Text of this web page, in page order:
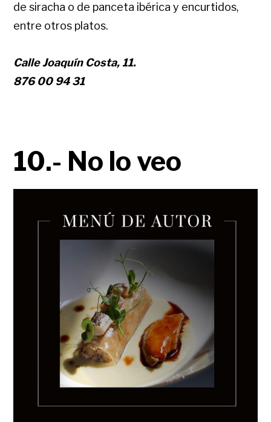
de siracha o de panceta ibérica y encurtidos,
entre otros platos.
Calle Joaquín Costa, 11.
876 00 94 31
10.- No lo veo